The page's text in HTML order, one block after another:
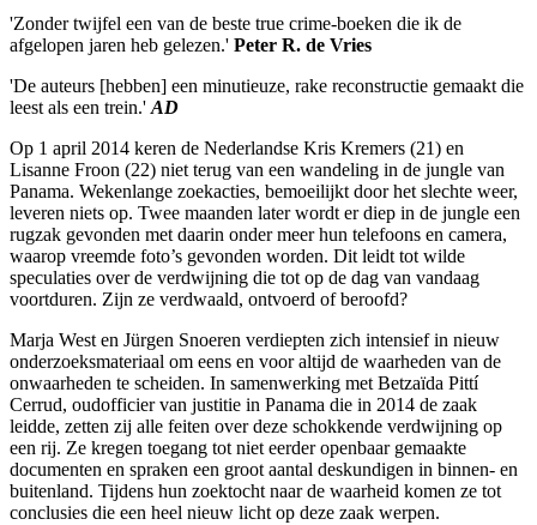
'Zonder twijfel een van de beste true crime-boeken die ik de
afgelopen jaren heb gelezen.' Peter R. de Vries
'De auteurs [hebben] een minutieuze, rake reconstructie gemaakt die
leest als een trein.' AD
Op 1 april 2014 keren de Nederlandse Kris Kremers (21) en
Lisanne Froon (22) niet terug van een wandeling in de jungle van
Panama. Wekenlange zoekacties, bemoeilijkt door het slechte weer,
leveren niets op. Twee maanden later wordt er diep in de jungle een
rugzak gevonden met daarin onder meer hun telefoons en camera,
waarop vreemde foto’s gevonden worden. Dit leidt tot wilde
speculaties over de verdwijning die tot op de dag van vandaag
voortduren. Zijn ze verdwaald, ontvoerd of beroofd?
Marja West en Jürgen Snoeren verdiepten zich intensief in nieuw
onderzoeksmateriaal om eens en voor altijd de waarheden van de
onwaarheden te scheiden. In samenwerking met Betzaïda Pittí
Cerrud, oudofficier van justitie in Panama die in 2014 de zaak
leidde, zetten zij alle feiten over deze schokkende verdwijning op
een rij. Ze kregen toegang tot niet eerder openbaar gemaakte
documenten en spraken een groot aantal deskundigen in binnen- en
buitenland. Tijdens hun zoektocht naar de waarheid komen ze tot
conclusies die een heel nieuw licht op deze zaak werpen.